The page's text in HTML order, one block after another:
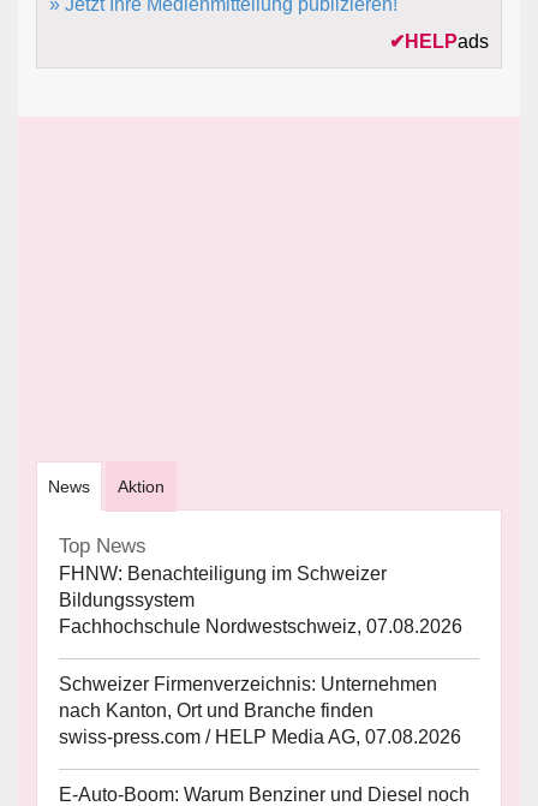
✔ HELPads
News Aktion
Top News
FHNW: Benachteiligung im Schweizer
Bildungssystem
Fachhochschule Nordwestschweiz, 07.08.2026
Schweizer Firmenverzeichnis: Unternehmen
nach Kanton, Ort und Branche finden
swiss-press.com / HELP Media AG, 07.08.2026
E-Auto-Boom: Warum Benziner und Diesel noch